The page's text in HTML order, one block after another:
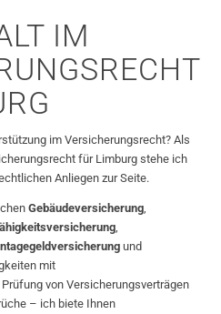
IM
im Versicherungsrecht? Als
für Limburg stehe ich
Anliegen zur Seite.
Gebäudeversicherung,
,
und
mit
von Versicherungsverträgen
– ich biete Ihnen